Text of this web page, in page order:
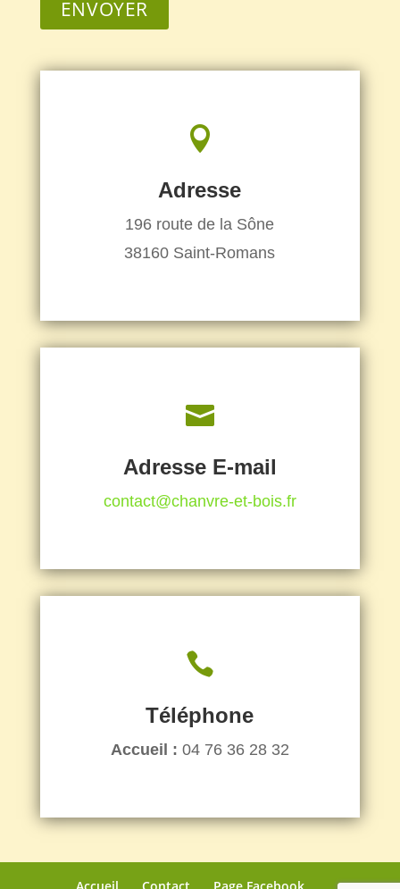

Adresse
196 route de la Sône
38160 Saint-Romans

Adresse E-mail
contact@chanvre-et-bois.fr

Téléphone
Accueil : 04 76 36 28 32
Accueil Contact Page Facebook